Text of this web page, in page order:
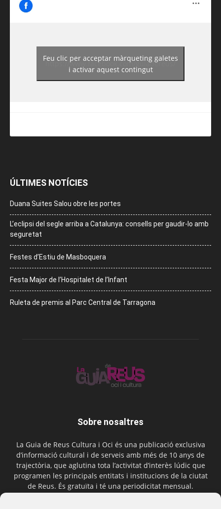
https://www.facebook.com/guiadereus/
Feu clic per acceptar màrqueting galetes
i activar aquest contingut
ÚLTIMES NOTÍCIES
Duana Suites Salou obre les portes
L’eclipsi del segle arriba a Catalunya: consells per gaudir-lo amb
seguretat
Festes d’Estiu de Masboquera
Festa Major de l’Hospitalet de l’Infant
Ruleta de premis al Parc Central de Tarragona
Sobre nosaltres
La Guia de Reus Cultura i Oci és una publicació exclusiva
d’informació cultural i de serveis amb més de 10 anys de
trajectòria, que aglutina tota l’activitat d’interès lúdic que
programen les principals entitats i institucions de la ciutat
de Reus. És gratuïta i té una periodicitat mensual.